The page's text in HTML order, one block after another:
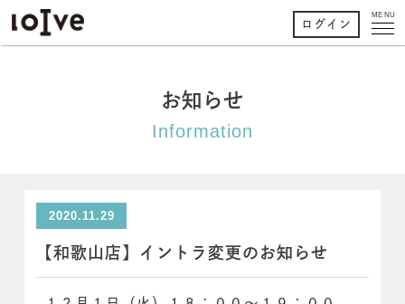
MENU
ログイン
お知らせ
Information
2020.11.29
【和歌山店】イントラ変更のお知らせ